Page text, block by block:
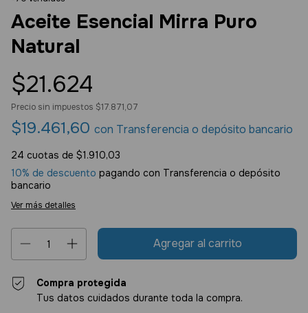
Aceite Esencial Mirra Puro
Natural
$21.624
Precio sin impuestos $17.871,07
$19.461,60 con Transferencia o depósito bancario
24 cuotas de $1.910,03
10% de descuento pagando con Transferencia o depósito
bancario
Ver más detalles
Compra protegida
Tus datos cuidados durante toda la compra.